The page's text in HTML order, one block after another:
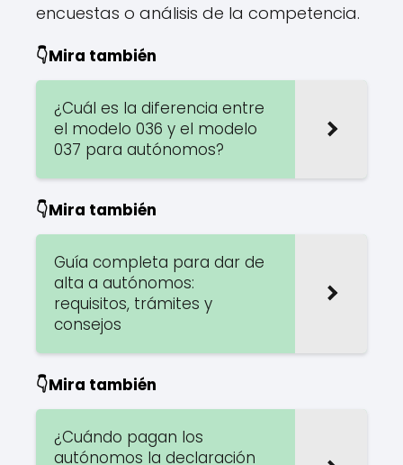
encuestas o análisis de la competencia.
👇Mira también
¿Cuál es la diferencia entre
el modelo 036 y el modelo
037 para autónomos?
👇Mira también
Guía completa para dar de
alta a autónomos:
requisitos, trámites y
consejos
👇Mira también
¿Cuándo pagan los
autónomos la declaración